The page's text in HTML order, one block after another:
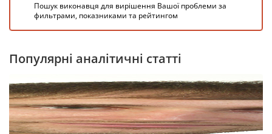
Пошук виконавця для вирішення Вашої проблеми за
фильтрами, показниками та рейтингом
Популярні аналітичні статті